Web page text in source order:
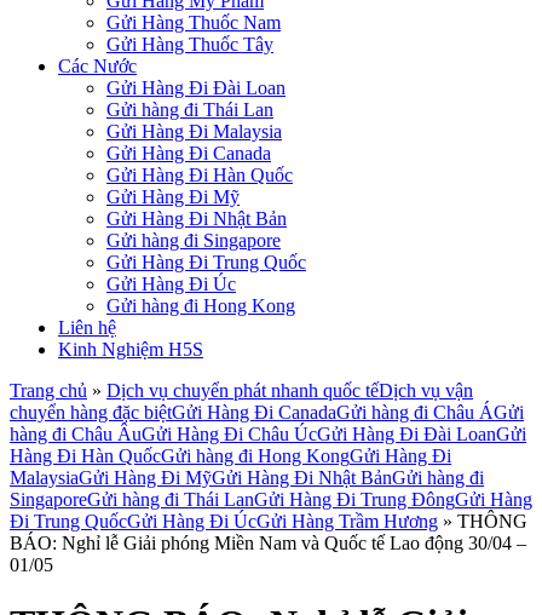
Gửi Hàng Thuốc Nam
Gửi Hàng Thuốc Tây
Các Nước
Gửi Hàng Đi Đài Loan
Gửi hàng đi Thái Lan
Gửi Hàng Đi Malaysia
Gửi Hàng Đi Canada
Gửi Hàng Đi Hàn Quốc
Gửi Hàng Đi Mỹ
Gửi Hàng Đi Nhật Bản
Gửi hàng đi Singapore
Gửi Hàng Đi Trung Quốc
Gửi Hàng Đi Úc
Gửi hàng đi Hong Kong
Liên hệ
Kinh Nghiệm H5S
Trang chủ » Dịch vụ chuyển phát nhanh quốc tếDịch vụ vận
chuyển hàng đặc biệtGửi Hàng Đi CanadaGửi hàng đi Châu ÁGửi
hàng đi Châu ÂuGửi Hàng Đi Châu ÚcGửi Hàng Đi Đài LoanGửi
Hàng Đi Hàn QuốcGửi hàng đi Hong KongGửi Hàng Đi
MalaysiaGửi Hàng Đi MỹGửi Hàng Đi Nhật BảnGửi hàng đi
SingaporeGửi hàng đi Thái LanGửi Hàng Đi Trung ĐôngGửi Hàng
Đi Trung QuốcGửi Hàng Đi ÚcGửi Hàng Trầm Hương » THÔNG
BÁO: Nghỉ lễ Giải phóng Miền Nam và Quốc tế Lao động 30/04 –
01/05